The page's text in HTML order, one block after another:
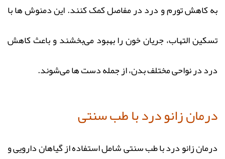
به کاهش تورم و درد در مفاصل کمک کنند. این دمنوش‌ ها با
تسکین التهاب، جریان خون را بهبود می‌بخشند و باعث کاهش
درد در نواحی مختلف بدن، از جمله دست‌ ها می‌شوند.
درمان زانو درد با طب سنتی
درمان زانو درد با طب سنتی شامل استفاده از گیاهان دارویی و